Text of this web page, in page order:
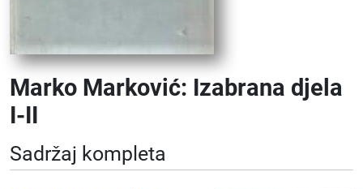
Marko Marković: Izabrana djela
I-II
Sadržaj kompleta